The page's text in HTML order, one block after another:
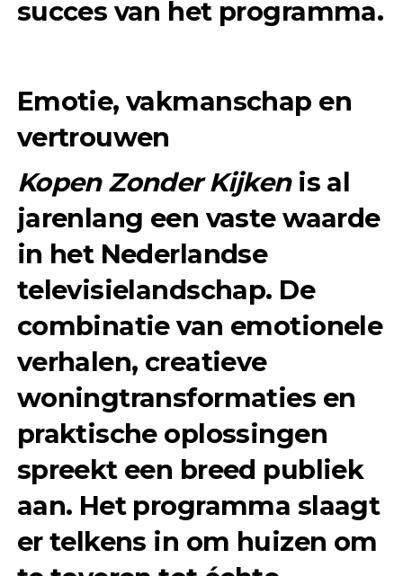
succes van het programma.
Emotie, vakmanschap en
vertrouwen
Kopen Zonder Kijkenis al
jarenlang een vaste waarde
in het Nederlandse
televisielandschap. De
combinatie van emotionele
verhalen, creatieve
woningtransformaties en
praktische oplossingen
spreekt een breed publiek
aan. Het programma slaagt
er telkens in om huizen om